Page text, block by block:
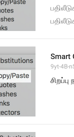
Smart
9yt-4B-